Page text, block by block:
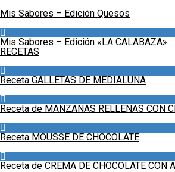
Mis Sabores – Edición Quesos
Mis Sabores – Edición «LA CALABAZA»
RECETAS
Receta GALLETAS DE MEDIALUNA
Receta de MANZANAS RELLENAS CON
Receta MOUSSE DE CHOCOLATE
Receta de CREMA DE CHOCOLATE CON